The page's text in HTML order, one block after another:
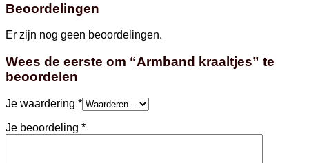
Beoordelingen
Er zijn nog geen beoordelingen.
Wees de eerste om “Armband kraaltjes” te
beoordelen
Je waardering *
Je beoordeling *